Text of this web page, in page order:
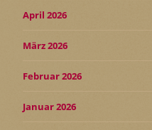
April 2026
März 2026
Februar 2026
Januar 2026